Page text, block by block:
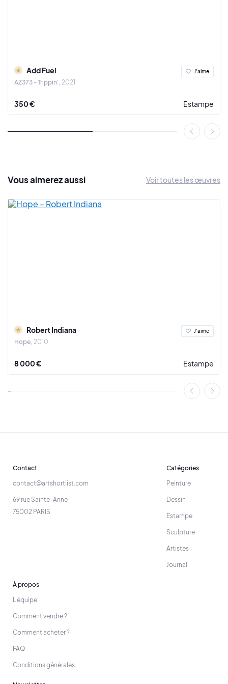
Ses compositions et dessins vectoriels à motifs
multicouches produisent une forme de poésie,
pochoirs révèlent une complexité dont seul lui à le secret.
la peinture, la céramique, la sérigraphie, le dessin. L’artiste
artiste à la renommée internationale, il a exposé en France, au
Add Fuel
AZ373 - Trippin' 2021
J'aime
350 € Estampe
Vousaimerezaussi Voir toutes les œuvres
Robert Indiana
Hope 2010
J'aime
8 000 € Estampe
Contact
contact@artshortlist.com
69 rue Sainte-Anne
75002 PARIS
Catégories
Peinture
Dessin
Estampe
Sculpture
Artistes
Journal
À propos
L'équipe
Comment vendre ?
Comment acheter ?
FAQ
Conditions générales